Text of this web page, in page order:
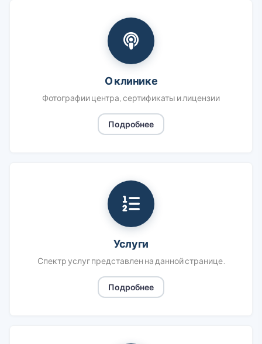
О клинике
Фотографии центра, сертификаты и лицензии
Подробнее
Услуги
Спектр услуг представлен на данной странице.
Подробнее